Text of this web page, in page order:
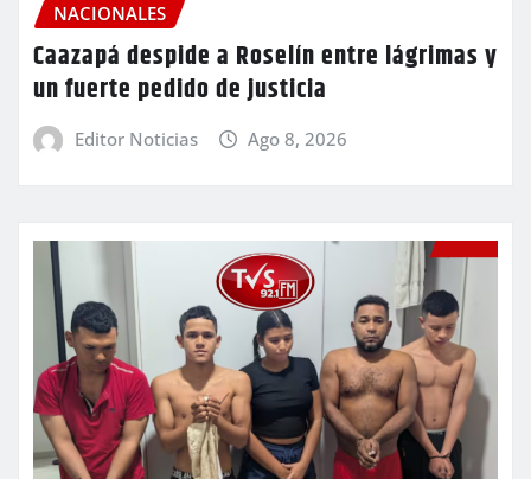
NACIONALES
Caazapá despide a Roselín entre lágrimas y
un fuerte pedido de justicia
Editor Noticias Ago 8, 2026